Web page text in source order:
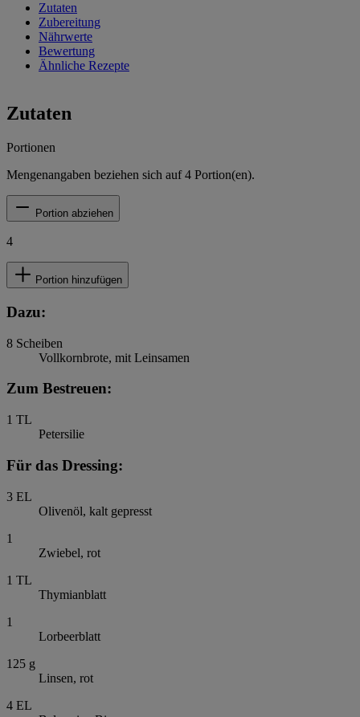
Zutaten
Zubereitung
Nährwerte
Bewertung
Ähnliche Rezepte
Zutaten
Portionen
Mengenangaben beziehen sich auf4 Portion(en).
Portion abziehen
4
Portion hinzufügen
Dazu:
8 Scheiben
Vollkornbrote, mit Leinsamen
Zum Bestreuen:
1 TL
Petersilie
Für das Dressing:
3 EL
Olivenöl, kalt gepresst
1
Zwiebel, rot
1 TL
Thymianblatt
1
Lorbeerblatt
125 g
Linsen, rot
4 EL